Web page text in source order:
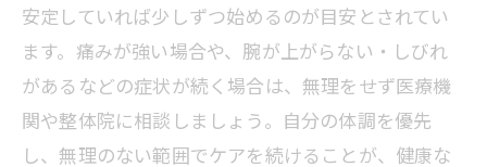
安定していれば少しずつ始めるのが目安とされてい
ます。痛みが強い場合や、腕が上がらない・しびれ
があるなどの症状が続く場合は、無理をせず医療機
関や整体院に相談しましょう。自分の体調を優先
し、無理のない範囲でケアを続けることが、健康な